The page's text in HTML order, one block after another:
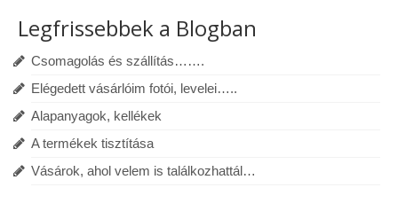
Legfrissebbek a Blogban
Csomagolás és szállítás…….
Elégedett vásárlóim fotói, levelei…..
Alapanyagok, kellékek
A termékek tisztítása
Vásárok, ahol velem is találkozhattál…